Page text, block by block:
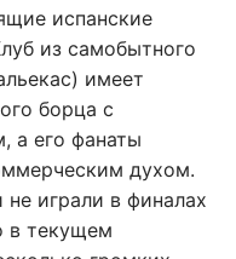
испанские
из самобытного
имеет
борца с
а его фанаты
духом.
играли в финалах
в текущем